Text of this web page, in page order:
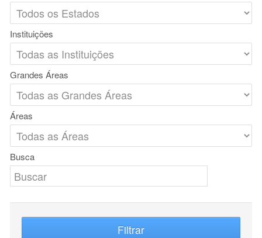
Instituições
Grandes Áreas
Áreas
Busca
Filtrar